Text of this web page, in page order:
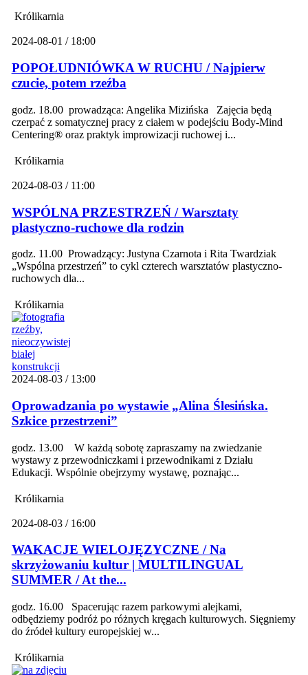
Królikarnia
2024-08-01 / 18:00
POPOŁUDNIÓWKA W RUCHU / Najpierw
czucie, potem rzeźba
godz. 18.00 prowadząca: Angelika Mizińska Zajęcia będą
czerpać z somatycznej pracy z ciałem w podejściu Body-Mind
Centering® oraz praktyk improwizacji ruchowej i...
Królikarnia
2024-08-03 / 11:00
WSPÓLNA PRZESTRZEŃ / Warsztaty
plastyczno-ruchowe dla rodzin
godz. 11.00 Prowadzący: Justyna Czarnota i Rita Twardziak
„Wspólna przestrzeń” to cykl czterech warsztatów plastyczno-
ruchowych dla...
Królikarnia
2024-08-03 / 13:00
Oprowadzania po wystawie „Alina Ślesińska.
Szkice przestrzeni”
godz. 13.00 W każdą sobotę zapraszamy na zwiedzanie
wystawy z przewodniczkami i przewodnikami z Działu
Edukacji. Wspólnie obejrzymy wystawę, poznając...
Królikarnia
2024-08-03 / 16:00
WAKACJE WIELOJĘZYCZNE / Na
skrzyżowaniu kultur | MULTILINGUAL
SUMMER / At the...
godz. 16.00 Spacerując razem parkowymi alejkami,
odbędziemy podróż po różnych kręgach kulturowych. Sięgniemy
do źródeł kultury europejskiej w...
Królikarnia